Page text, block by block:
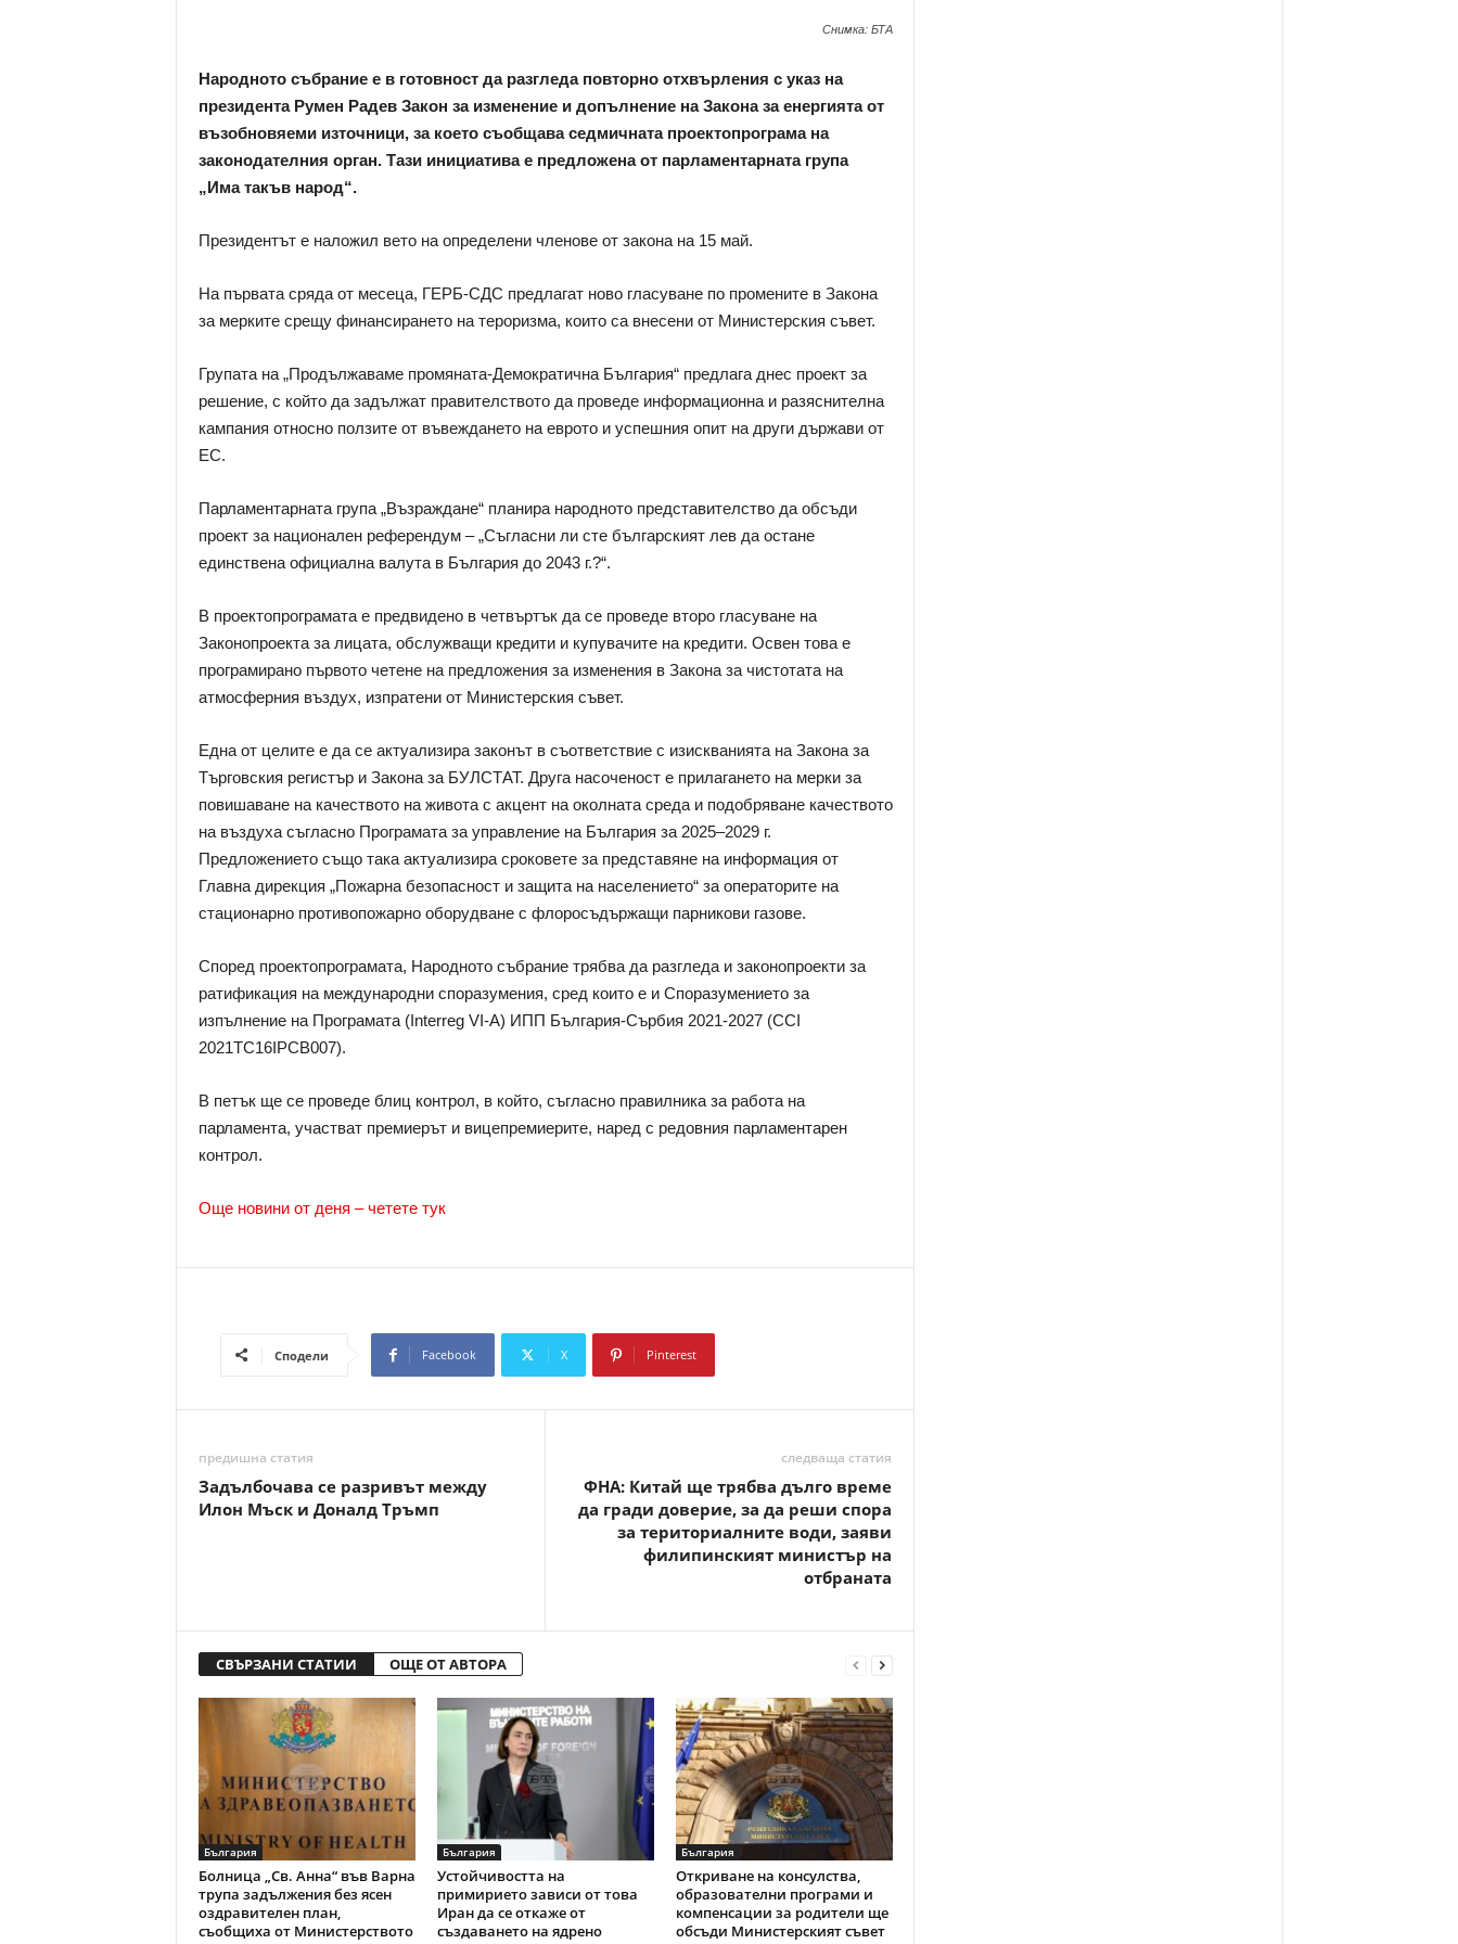
Снимка: БТА
Народното събрание е в готовност да разгледа повторно отхвърления с указ на
президента Румен Радев Закон за изменение и допълнение на Закона за енергията от
възобновяеми източници, за което съобщава седмичната проектопрограма на
законодателния орган. Тази инициатива е предложена от парламентарната група
„Има такъв народ“.
Президентът е наложил вето на определени членове от закона на 15 май.
На първата сряда от месеца, ГЕРБ-СДС предлагат ново гласуване по промените в Закона
за мерките срещу финансирането на тероризма, които са внесени от Министерския съвет.
Групата на „Продължаваме промяната-Демократична България“ предлага днес проект за
решение, с който да задължат правителството да проведе информационна и разяснителна
кампания относно ползите от въвеждането на еврото и успешния опит на други държави от
ЕС.
Парламентарната група „Възраждане“ планира народното представителство да обсъди
проект за национален референдум – „Съгласни ли сте българският лев да остане
единствена официална валута в България до 2043 г.?“.
В проектопрограмата е предвидено в четвъртък да се проведе второ гласуване на
Законопроекта за лицата, обслужващи кредити и купувачите на кредити. Освен това е
програмирано първото четене на предложения за изменения в Закона за чистотата на
атмосферния въздух, изпратени от Министерския съвет.
Една от целите е да се актуализира законът в съответствие с изискванията на Закона за
Търговския регистър и Закона за БУЛСТАТ. Друга насоченост е прилагането на мерки за
повишаване на качеството на живота с акцент на околната среда и подобряване качеството
на въздуха съгласно Програмата за управление на България за 2025–2029 г.
Предложението също така актуализира сроковете за представяне на информация от
Главна дирекция „Пожарна безопасност и защита на населението“ за операторите на
стационарно противопожарно оборудване с флоросъдържащи парникови газове.
Според проектопрограмата, Народното събрание трябва да разгледа и законопроекти за
ратификация на международни споразумения, сред които е и Споразумението за
изпълнение на Програмата (Interreg VI-A) ИПП България-Сърбия 2021-2027 (CCI
2021TC16IPCB007).
В петък ще се проведе блиц контрол, в който, съгласно правилника за работа на
парламента, участват премиерът и вицепремиерите, наред с редовния парламентарен
контрол.
Още новини от деня – четете тук
Сподели Facebook X Pinterest
предишна статия
Задълбочава се разривът между
Илон Мъск и Доналд Тръмп
следваща статия
ФНА: Китай ще трябва дълго време
да гради доверие, за да реши спора
за териториалните води, заяви
филипинският министър на
отбраната
СВЪРЗАНИ СТАТИИ ОЩЕ ОТ АВТОРА
България
Болница „Св. Анна“ във Варна
трупа задължения без ясен
оздравителен план,
съобщиха от Министерството
България
Устойчивостта на
примирието зависи от това
Иран да се откаже от
създаването на ядрено
България
Откриване на консулства,
образователни програми и
компенсации за родители ще
обсъди Министерският съвет